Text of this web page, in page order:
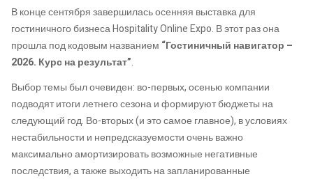
В конце сентября завершилась осенняя выставка для
гостиничного бизнеса Hospitality Online Expo. В этот раз она
прошла под кодовым названием “Гостиничный навигатор –
2026. Курс на результат”.
Выбор темы был очевиден: во-первых, осенью компании
подводят итоги летнего сезона и формируют бюджеты на
следующий год. Во-вторых (и это самое главное), в условиях
нестабильности и непредсказуемости очень важно
максимально амортизировать возможные негативные
последствия, а также выходить на запланированные